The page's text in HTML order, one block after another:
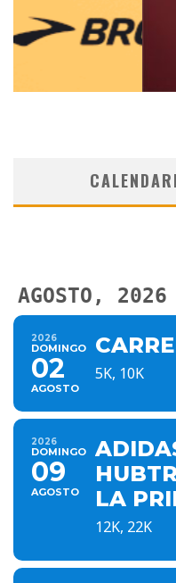
AGOSTO, 2026
2026
DOMINGO
02
AGOSTO
5K, 10K
2026
DOMINGO
09
AGOSTO
LA
12K, 22K